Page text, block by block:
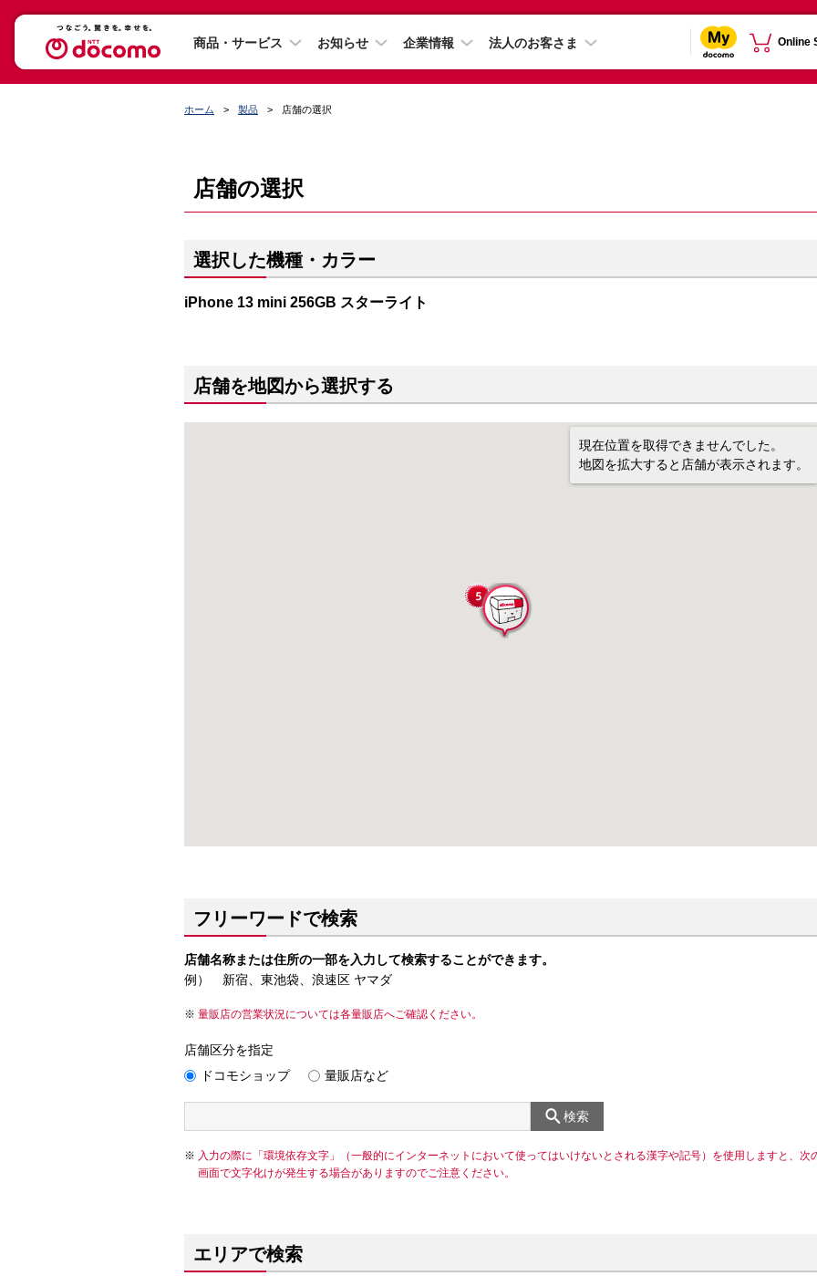
商品・サービス お知らせ 企業情報 法人のお客さま Online
ホーム 製品 店舗の選択
店舗の選択
選択した機種・カラー
iPhone 13 mini 256GB スターライト
店舗を地図から選択する
現在位置を取得できませんでした。
地図を拡大すると店舗が表示されます。
フリーワードで検索
店舗名称または住所の一部を入力して検索することができます。
例） 新宿、東池袋、浪速区 ヤマダ
量販店の営業状況については各量販店へご確認ください。
店舗区分を指定
ドコモショップ
量販店など
検索
入力の際に「環境依存文字」（一般的にインターネットにおいて使ってはいけないとされる漢字や記号）を使用しますと、次
画面で文字化けが発生する場合がありますのでご注意ください。
エリアで検索